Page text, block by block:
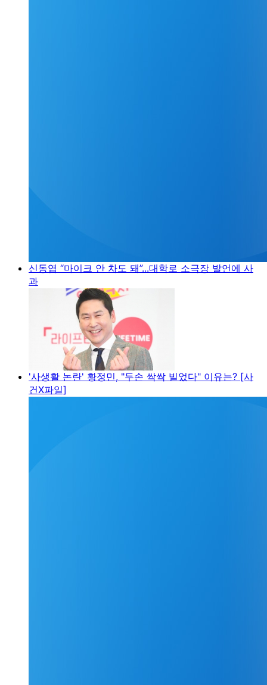
신동엽 “마이크 안 차도 돼”...대학로 소극장 발언에 사
과
'사생활 논란' 황정민, "두손 싹싹 빌었다" 이유는? [사
건X파일]